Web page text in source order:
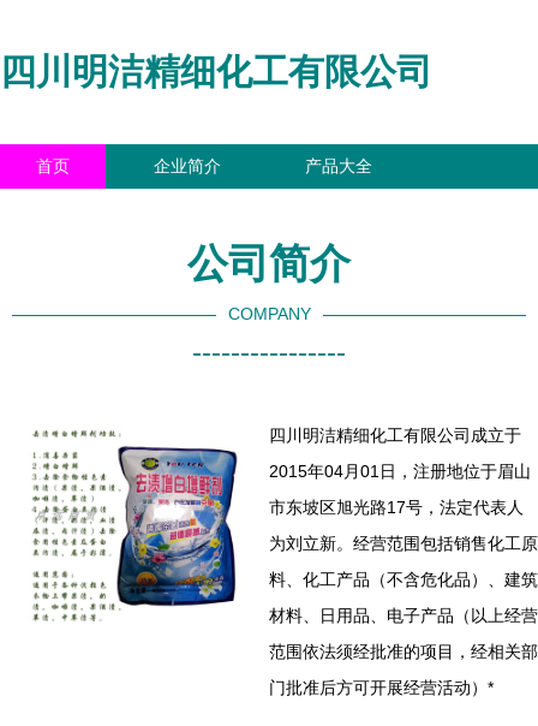
四川明洁精细化工有限公司
首页 企业简介 产品大全
公司简介
COMPANY
----------------
四川明洁精细化工有限公司成立于
2015年04月01日，注册地位于眉山
市东坡区旭光路17号，法定代表人
为刘立新。经营范围包括销售化工原
料、化工产品（不含危化品）、建筑
材料、日用品、电子产品（以上经营
范围依法须经批准的项目，经相关部
门批准后方可开展经营活动）*